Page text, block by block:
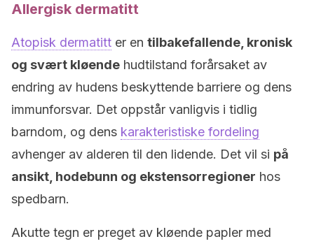
Allergisk dermatitt
Atopisk dermatitt er en tilbakefallende, kronisk
og svært kløende hudtilstand forårsaket av
endring av hudens beskyttende barriere og dens
immunforsvar. Det oppstår vanligvis i tidlig
barndom, og dens karakteristiske fordeling
avhenger av alderen til den lidende. Det vil si på
ansikt, hodebunn og ekstensorregioner hos
spedbarn.
Akutte tegn er preget av kløende papler med